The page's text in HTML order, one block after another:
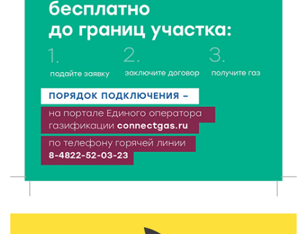
8 Авг 2026 14:23 313
Тверские экологи сняли на видео медвежий обед
8 Авг 2026 14:14 501
Виталий Королев запустил веловолну на Волге в
Калязине
8 Авг 2026 13:37 819
Чем удивит X Международный фестиваль «Калитка»